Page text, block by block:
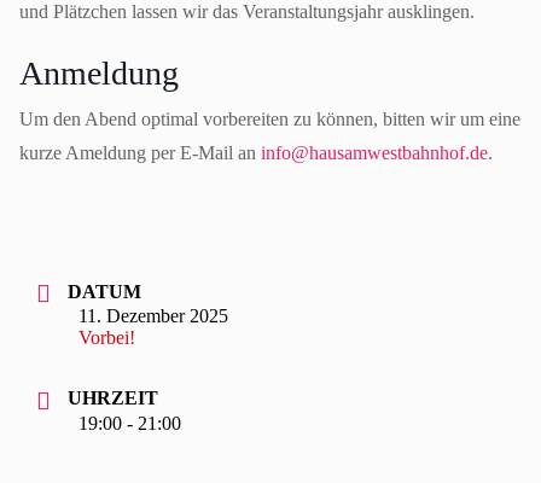
und Plätzchen lassen wir das Veranstaltungsjahr ausklingen.
Anmeldung
Um den Abend optimal vorbereiten zu können, bitten wir um eine
kurze Ameldung per E-Mail an info@hausamwestbahnhof.de.
DATUM
11. Dezember 2025
Vorbei!
UHRZEIT
19:00 - 21:00